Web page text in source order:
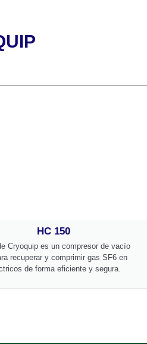
HC 150
Cryoquip es un compresor de vacío
recuperar y comprimir gas SF6 en
de forma eficiente y segura.